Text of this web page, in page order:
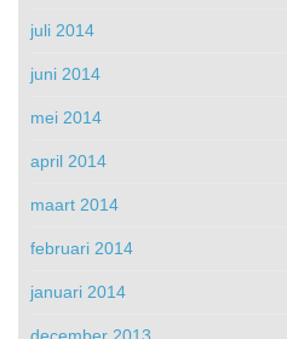
juli 2014
juni 2014
mei 2014
april 2014
maart 2014
februari 2014
januari 2014